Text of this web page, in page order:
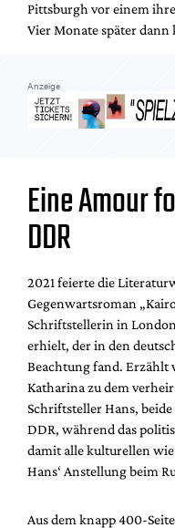
Pittsburgh vor einem
Vier Monate später
Anzeige
Eine Amour
DDR
2021 feierte die
Gegenwartsroman
Schriftstellerin in
erhielt, der in den
Beachtung fand. Erzählt
Katharina zu dem
Schriftsteller Hans,
DDR, während das
damit alle kulturellen
Hans‘ Anstellung beim
Aus dem knapp 400-